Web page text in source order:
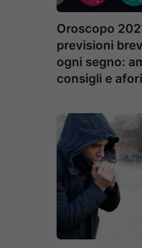
Oroscopo
previsioni
ogni segno:
consigli e